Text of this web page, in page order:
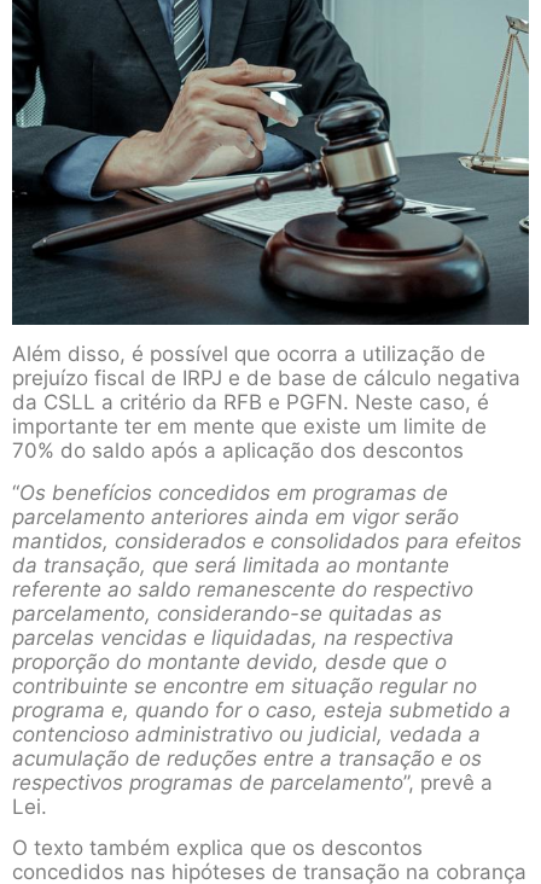
Além disso, é possível que ocorra a utilização de
prejuízo fiscal de IRPJ e de base de cálculo negativa
da CSLL a critério da RFB e PGFN. Neste caso, é
importante ter em mente que existe um limite de
70% do saldo após a aplicação dos descontos
“Os benefícios concedidos em programas de
parcelamento anteriores ainda em vigor serão
mantidos, considerados e consolidados para efeitos
da transação, que será limitada ao montante
referente ao saldo remanescente do respectivo
parcelamento, considerando-se quitadas as
parcelas vencidas e liquidadas, na respectiva
proporção do montante devido, desde que o
contribuinte se encontre em situação regular no
programa e, quando for o caso, esteja submetido a
contencioso administrativo ou judicial, vedada a
acumulação de reduções entre a transação e os
respectivos programas de parcelamento”, prevê a
Lei.
O texto também explica que os descontos
concedidos nas hipóteses de transação na cobrança